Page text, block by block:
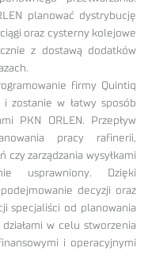
planować dystrybucję
oraz cysterny kolejowe
z dostawą dodatków
firmy Quintiq
zostanie w łatwy sposób
PKN ORLEN. Przepływ
pracy rafinerii,
czy zarządzania wysyłkami
usprawniony. Dzięki
decyzji oraz
specjaliści od planowania
w celu stworzenia
i operacyjnymi